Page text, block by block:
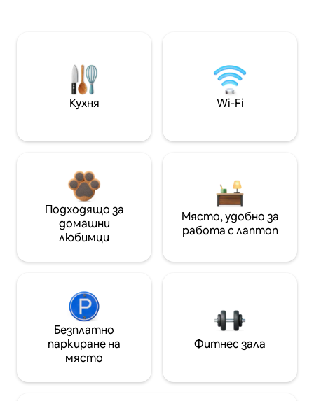
Кухня Wi-Fi
Подходящо за
домашни
любимци
Място, удобно за
работа с лаптоп
Безплатно
паркиране на
място
Фитнес зала